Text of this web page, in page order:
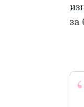
за